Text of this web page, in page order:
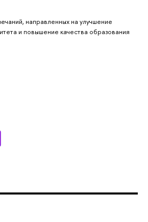
направленных на улучшение
и повышение качества образования